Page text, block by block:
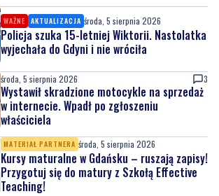
WAŻNE AKTUALIZACJA środa, 5 sierpnia 2026
Policja szuka 15-letniej Wiktorii. Nastolatka
wyjechała do Gdyni i nie wróciła
środa, 5 sierpnia 2026 3
Wystawił skradzione motocykle na sprzedaż
w internecie. Wpadł po zgłoszeniu
właściciela
MATERIAŁ PARTNERA środa, 5 sierpnia 2026
Kursy maturalne w Gdańsku – ruszają zapisy!
Przygotuj się do matury z Szkołą Effective
Teaching!